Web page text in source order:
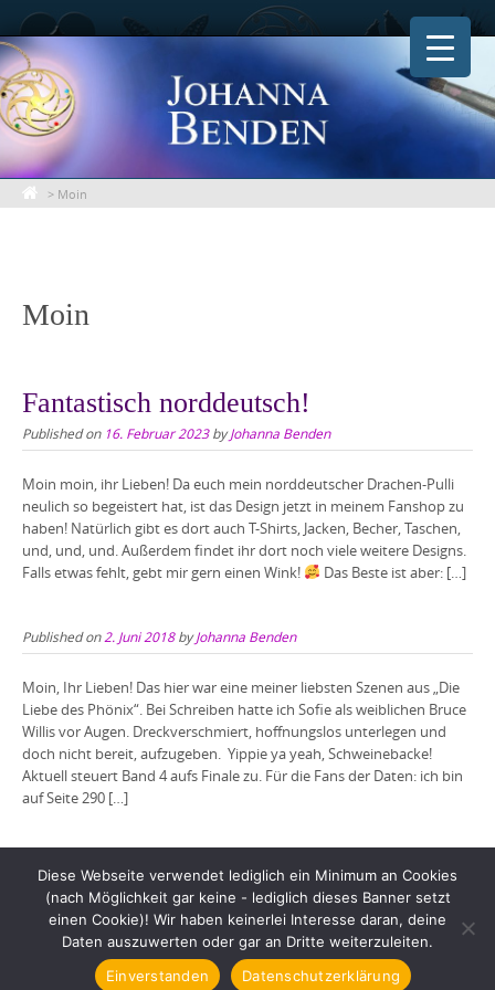
Skip
to
content
> Moin
Moin
Fantastisch norddeutsch!
Published on 16. Februar 2023byJohanna Benden
Moin moin, ihr Lieben! Da euch mein norddeutscher Drachen-Pulli
neulich so begeistert hat, ist das Design jetzt in meinem Fanshop zu
haben! Natürlich gibt es dort auch T-Shirts, Jacken, Becher, Taschen,
und, und, und. Außerdem findet ihr dort noch viele weitere Designs.
Falls etwas fehlt, gebt mir gern einen Wink!
Das Beste ist aber: […]
Published on2. Juni 2018byJohanna Benden
Moin, Ihr Lieben! Das hier war eine meiner liebsten Szenen aus „Die
Liebe des Phönix“. Bei Schreiben hatte ich Sofie als weiblichen Bruce
Willis vor Augen. Dreckverschmiert, hoffnungslos unterlegen und
doch nicht bereit, aufzugeben. Yippie ya yeah, Schweinebacke!
Aktuell steuert Band 4 aufs Finale zu. Für die Fans der Daten: ich bin
auf Seite 290 […]
Copyright © 2026 Johanna Benden. All rights reserved.
Diese Webseite verwendet lediglich ein Minimum an Cookies
(nach Möglichkeit gar keine - lediglich dieses Banner setzt
einen Cookie)! Wir haben keinerlei Interesse daran, deine
Daten auszuwerten oder gar an Dritte weiterzuleiten.
Einverstanden
Datenschutzerklärung